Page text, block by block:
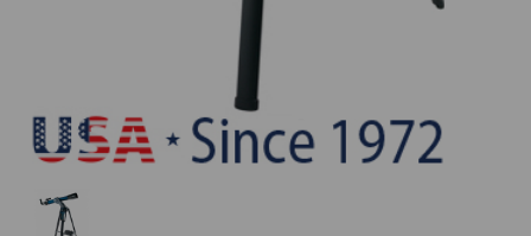
XWA (100°-120°)
ED a Flat Field